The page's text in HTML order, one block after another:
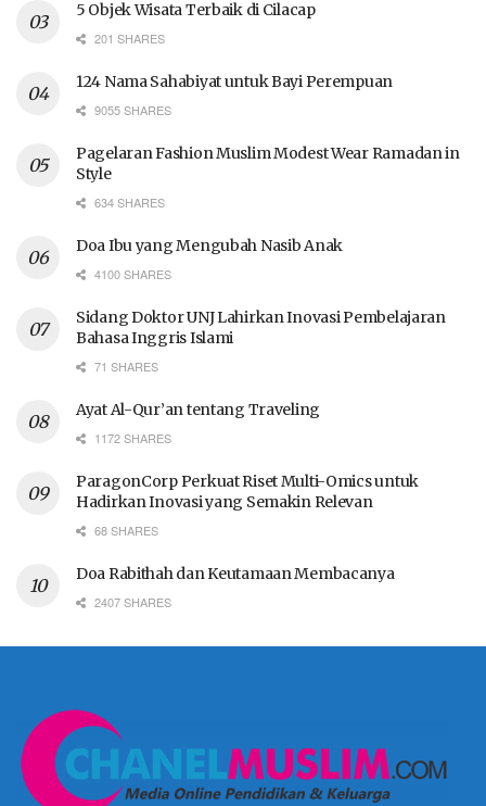
5 Objek Wisata Terbaik di Cilacap
201 SHARES
124 Nama Sahabiyat untuk Bayi Perempuan
9055 SHARES
Pagelaran Fashion Muslim Modest Wear Ramadan in
Style
634 SHARES
Doa Ibu yang Mengubah Nasib Anak
4100 SHARES
Sidang Doktor UNJ Lahirkan Inovasi Pembelajaran
Bahasa Inggris Islami
71 SHARES
Ayat Al-Qur’an tentang Traveling
1172 SHARES
ParagonCorp Perkuat Riset Multi-Omics untuk
Hadirkan Inovasi yang Semakin Relevan
68 SHARES
Doa Rabithah dan Keutamaan Membacanya
2407 SHARES